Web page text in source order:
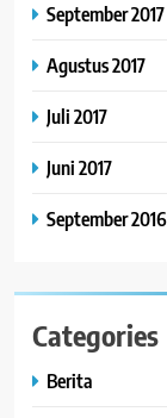
September 2017
Agustus 2017
Juli 2017
Juni 2017
September 2016
Categories
Berita